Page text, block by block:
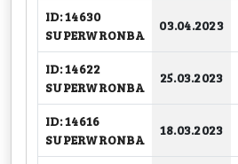
ID: 14630
SUPERWRONBA
03.04.2023
ID: 14622
SUPERWRONBA
25.03.2023
ID: 14616
SUPERWRONBA
18.03.2023